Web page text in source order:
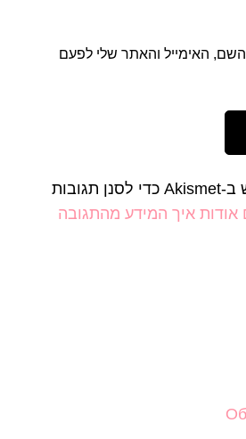
האימייל והאתר שלי לפעם
אתר זו עושה שימוש ב-Akismet כדי לסנן תגובות
אודות איך המידע מהתגובה